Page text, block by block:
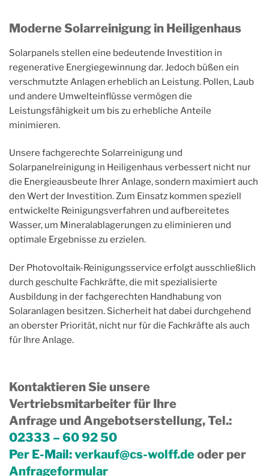
Moderne Solarreinigung in Heiligenhaus
Solarpanels stellen eine bedeutende Investition in
regenerative Energiegewinnung dar. Jedoch büßen ein
verschmutzte Anlagen erheblich an Leistung. Pollen, Laub
und andere Umwelteinflüsse vermögen die
Leistungsfähigkeit um bis zu erhebliche Anteile
minimieren.
Unsere fachgerechte Solarreinigung und
Solarpanelreinigung in Heiligenhaus verbessert nicht nur
die Energieausbeute Ihrer Anlage, sondern maximiert auch
den Wert der Investition. Zum Einsatz kommen speziell
entwickelte Reinigungsverfahren und aufbereitetes
Wasser, um Mineralablagerungen zu eliminieren und
optimale Ergebnisse zu erzielen.
Der Photovoltaik-Reinigungsservice erfolgt ausschließlich
durch geschulte Fachkräfte, die mit spezialisierte
Ausbildung in der fachgerechten Handhabung von
Solaranlagen besitzen. Sicherheit hat dabei durchgehend
an oberster Priorität, nicht nur für die Fachkräfte als auch
für Ihre Anlage.
Kontaktieren Sie unsere
Vertriebsmitarbeiter für Ihre
Anfrage und Angebotserstellung, Tel.:
02333 – 60 92 50
Per E-Mail:verkauf@cs-wolff.deoder per
Anfrageformular